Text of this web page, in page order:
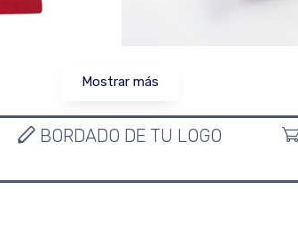
Mostrar más
BORDADO DE TU LOGO